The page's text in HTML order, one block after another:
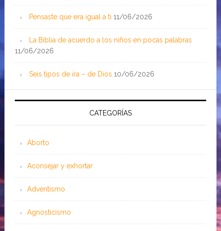
Pensaste que era igual a ti 11/06/2026
La Biblia de acuerdo a los niños en pocas palabras
11/06/2026
Seis tipos de ira – de Dios 10/06/2026
CATEGORÍAS
Aborto
Aconsejar y exhortar
Adventismo
Agnosticismo